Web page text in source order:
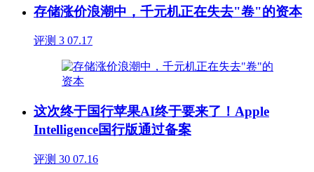
存储涨价浪潮中，千元机正在失去"卷"的资本
评测 3 07.17
这次终于国行苹果AI终于要来了！Apple
Intelligence国行版通过备案
评测 30 07.16